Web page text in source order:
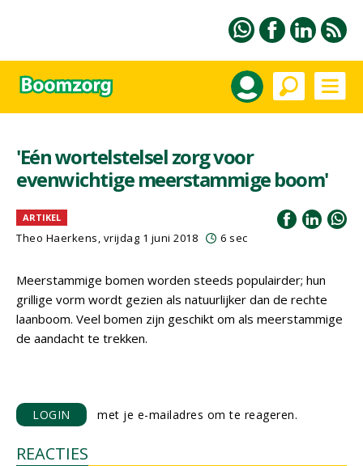
'Eén wortelstelsel zorg voor
evenwichtige meerstammige boom'
ARTIKEL
Theo Haerkens, vrijdag 1 juni 2018 6 sec
Meerstammige bomen worden steeds populairder; hun
grillige vorm wordt gezien als natuurlijker dan de rechte
laanboom. Veel bomen zijn geschikt om als meerstammige
de aandacht te trekken.
LOGIN met je e-mailadres om te reageren.
REACTIES